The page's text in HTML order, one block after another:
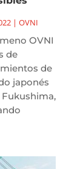
| OVNI
OVNI
de
de
japonés